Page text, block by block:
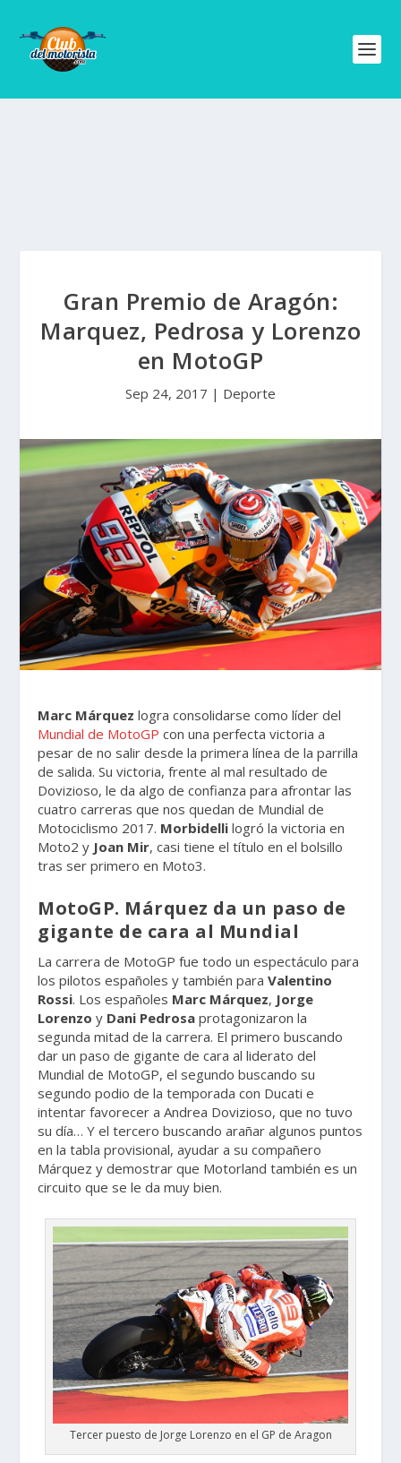
Gran Premio de Aragón:
Marquez, Pedrosa y Lorenzo
en MotoGP
Sep 24, 2017 | Deporte
Marc Márquez logra consolidarse como líder del
Mundial de MotoGP con una perfecta victoria a
pesar de no salir desde la primera línea de la parrilla
de salida. Su victoria, frente al mal resultado de
Dovizioso, le da algo de confianza para afrontar las
cuatro carreras que nos quedan de Mundial de
Motociclismo 2017. Morbidelli logró la victoria en
Moto2 y Joan Mir, casi tiene el título en el bolsillo
tras ser primero en Moto3.
MotoGP. Márquez da un paso de
gigante de cara al Mundial
La carrera de MotoGP fue todo un espectáculo para
los pilotos españoles y también paraValentino
Rossi. Los españoles Marc Márquez, Jorge
Lorenzo y Dani Pedrosa protagonizaron la
segunda mitad de la carrera. El primero buscando
dar un paso de gigante de cara al liderato del
Mundial de MotoGP, el segundo buscando su
segundo podio de la temporada con Ducati e
intentar favorecer a Andrea Dovizioso, que no tuvo
su día… Y el tercero buscando arañar algunos puntos
en la tabla provisional, ayudar a su compañero
Márquez y demostrar que Motorland también es un
circuito que se le da muy bien.
Tercer puesto de Jorge Lorenzo en el GP de Aragon